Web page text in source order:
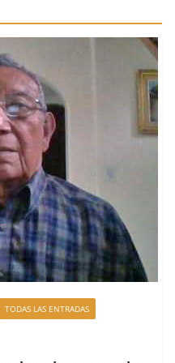
TODAS LAS ENTRADAS